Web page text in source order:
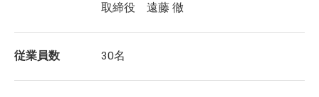
取締役 遠藤 徹
従業員数 30名